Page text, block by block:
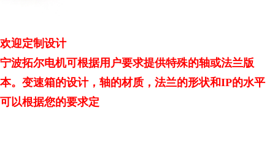
欢迎定制设计
宁波拓尔电机可根据用户要求提供特殊的轴或法兰版
本。变速箱的设计，轴的材质，法兰的形状和IP的水平
可以根据您的要求定